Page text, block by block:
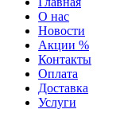
О нас
Новости
Акции %
Контакты
Оплата
Доставка
Услуги